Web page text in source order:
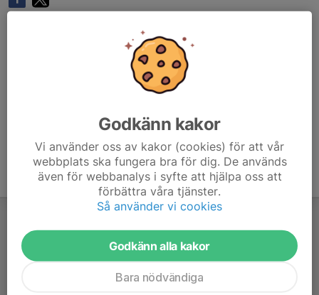
Godkänn kakor
Vi använder oss av kakor (cookies) för att vår
webbplats ska fungera bra för dig. De används
även för webbanalys i syfte att hjälpa oss att
förbättra våra tjänster.
Så använder vi cookies
Godkänn alla kakor
Bara nödvändiga